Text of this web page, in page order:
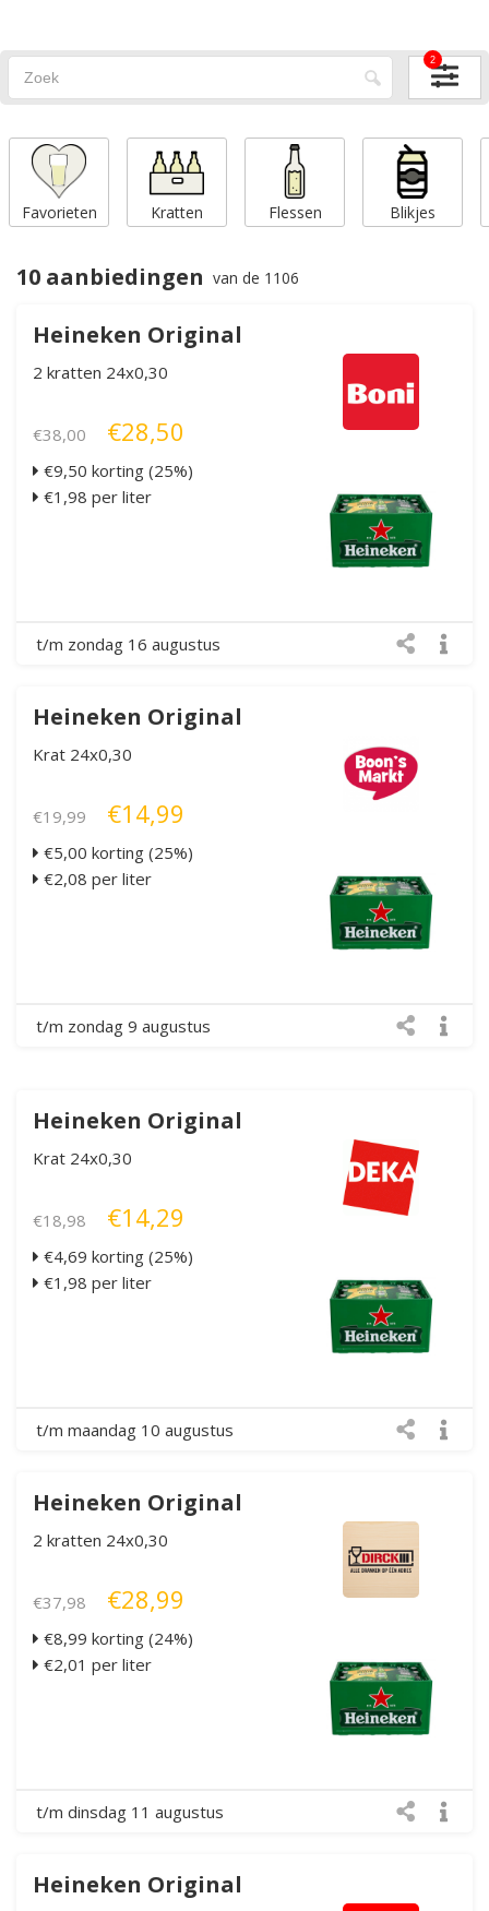
2
Favorieten Kratten Flessen Blikjes
10 aanbiedingen van de 1106
Heineken Original
2 kratten 24x0,30
€38,00 €28,50
€9,50 korting (25%)
€1,98 per liter
t/m zondag 16 augustus
Heineken Original
Krat 24x0,30
€19,99 €14,99
€5,00 korting (25%)
€2,08 per liter
t/m zondag 9 augustus
Heineken Original
Krat 24x0,30
€18,98 €14,29
€4,69 korting (25%)
€1,98 per liter
t/m maandag 10 augustus
Heineken Original
2 kratten 24x0,30
€37,98 €28,99
€8,99 korting (24%)
€2,01 per liter
t/m dinsdag 11 augustus
Heineken Original